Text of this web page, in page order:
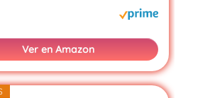
Ver en Amazon